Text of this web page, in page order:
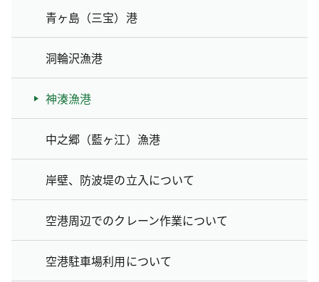
青ヶ島（三宝）港
洞輪沢漁港
神湊漁港
中之郷（藍ヶ江）漁港
岸壁、防波堤の立入について
空港周辺でのクレーン作業について
空港駐車場利用について